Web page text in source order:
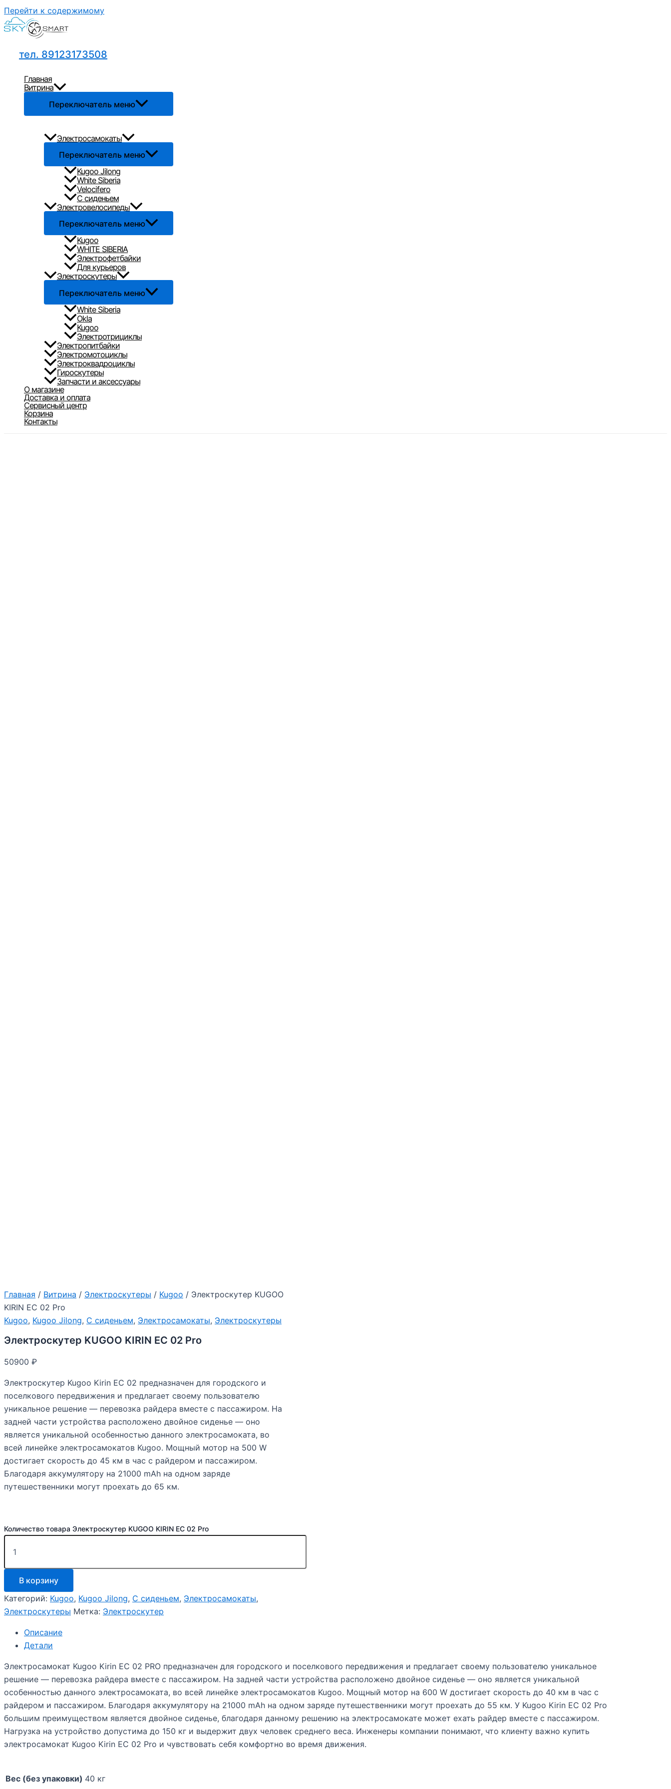
Перейти к содержимому
тел. 89123173508
Главная
Витрина
Переключатель меню
Электросамокаты
Переключатель меню
Kugoo Jilong
White Siberia
Velocifero
С сиденьем
Электровелосипеды
Переключатель меню
Kugoo
WHITE SIBERIA
Электрофетбайки
Для курьеров
Электроскутеры
Переключатель меню
White Siberia
Okla
Kugoo
Электротрициклы
Электропитбайки
Электромотоциклы
Электроквадроциклы
Гироскутеры
Запчасти и аксессуары
О магазине
Доставка и оплата
Сервисный центр
Корзина
Контакты
Главная / Витрина / Электроскутеры / Kugoo / Электроскутер KUGOO
KIRIN EC 02 Pro
Kugoo, Kugoo Jilong, С сиденьем, Электросамокаты, Электроскутеры
Электроскутер KUGOO KIRIN EC 02 Pro
50900 ₽
Электроскутер Kugoo Kirin EC 02 предназначен для городского и
поселкового передвижения и предлагает своему пользователю
уникальное решение — перевозка райдера вместе с пассажиром. На
задней части устройства расположено двойное сиденье — оно
является уникальной особенностью данного электросамоката, во
всей линейке электросамокатов Kugoo. Мощный мотор на 500 W
достигает скорость до 45 км в час с райдером и пассажиром.
Благодаря аккумулятору на 21000 mAh на одном заряде
путешественники могут проехать до 65 км.
Количество товара Электроскутер KUGOO KIRIN EC 02 Pro
В корзину
Категорий: Kugoo, Kugoo Jilong, С сиденьем, Электросамокаты,
Электроскутеры Метка: Электроскутер
Описание
Детали
Электросамокат Kugoo Kirin EC 02 PRO предназначен для городского и поселкового передвижения и предлагает своему пользователю уникальное
решение — перевозка райдера вместе с пассажиром. На задней части устройства расположено двойное сиденье — оно является уникальной
особенностью данного электросамоката, во всей линейке электросамокатов Kugoo. Мощный мотор на 600 W достигает скорость до 40 км в час с
райдером и пассажиром. Благодаря аккумулятору на 21000 mAh на одном заряде путешественники могут проехать до 55 км. У Kugoo Kirin EC 02 Pro
большим преимуществом является двойное сиденье, благодаря данному решению на электросамокате может ехать райдер вместе с пассажиром.
Нагрузка на устройство допустима до 150 кг и выдержит двух человек среднего веса. Инженеры компании понимают, что клиенту важно купить
электросамокат Kugoo Kirin EC 02 Pro и чувствовать себя комфортно во время движения.
Вес (без упаковки) 40 кг